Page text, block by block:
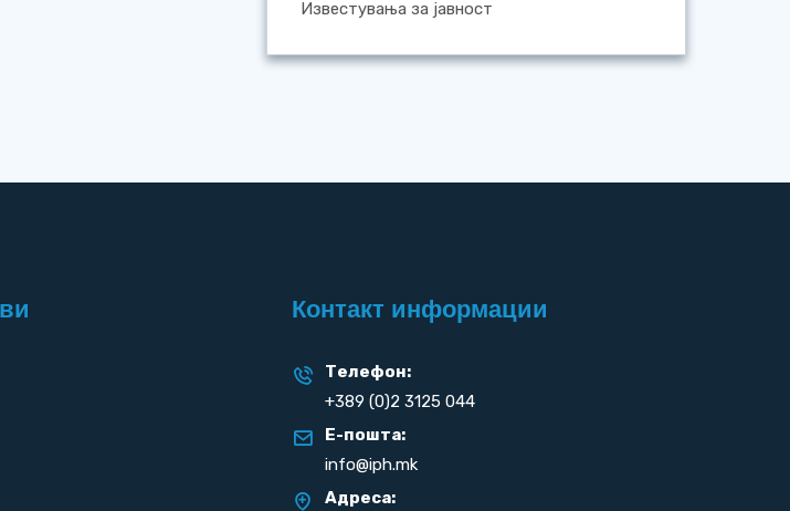
Известувања за јавност
Контакт информации
Телефон:
+389 (0)2 3125 044
Е-пошта:
info@iph.mk
Адреса: